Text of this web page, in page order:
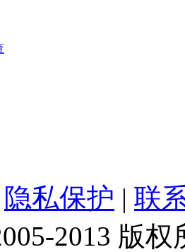
隐私保护 | 联
2013 版